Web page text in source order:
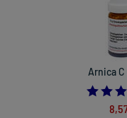
Arnica C